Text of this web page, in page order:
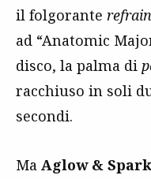
il folgorante refrain
ad “Anatomic
disco, la palma di
racchiuso in soli
secondi.
Ma Aglow & Spark